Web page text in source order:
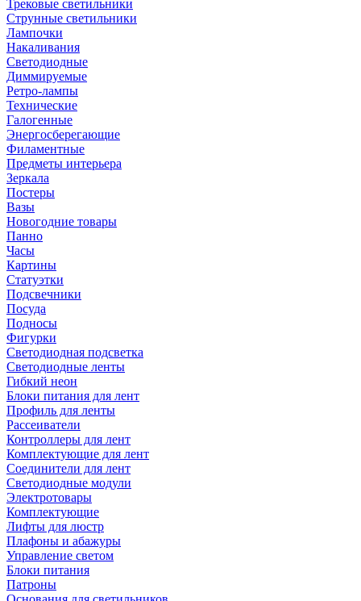
Трековые светильники
Струнные светильники
Лампочки
Накаливания
Светодиодные
Диммируемые
Ретро-лампы
Технические
Галогенные
Энергосберегающие
Филаментные
Предметы интерьера
Зеркала
Постеры
Вазы
Новогодние товары
Панно
Часы
Картины
Статуэтки
Подсвечники
Посуда
Подносы
Фигурки
Светодиодная подсветка
Светодиодные ленты
Гибкий неон
Блоки питания для лент
Профиль для ленты
Рассеиватели
Контроллеры для лент
Комплектующие для лент
Соединители для лент
Светодиодные модули
Электротовары
Комплектующие
Лифты для люстр
Плафоны и абажуры
Управление светом
Блоки питания
Патроны